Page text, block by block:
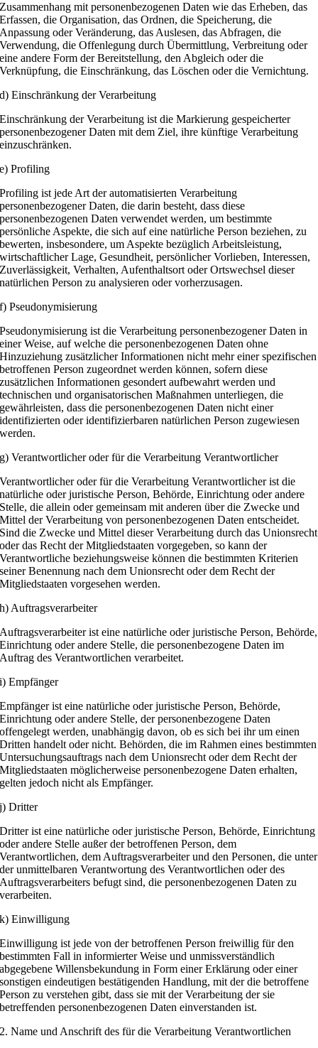
Zusammenhang mit personenbezogenen Daten wie das Erheben, das
Erfassen, die Organisation, das Ordnen, die Speicherung, die
Anpassung oder Veränderung, das Auslesen, das Abfragen, die
Verwendung, die Offenlegung durch Übermittlung, Verbreitung oder
eine andere Form der Bereitstellung, den Abgleich oder die
Verknüpfung, die Einschränkung, das Löschen oder die Vernichtung.
d) Einschränkung der Verarbeitung
Einschränkung der Verarbeitung ist die Markierung gespeicherter
personenbezogener Daten mit dem Ziel, ihre künftige Verarbeitung
einzuschränken.
e) Profiling
Profiling ist jede Art der automatisierten Verarbeitung
personenbezogener Daten, die darin besteht, dass diese
personenbezogenen Daten verwendet werden, um bestimmte
persönliche Aspekte, die sich auf eine natürliche Person beziehen, zu
bewerten, insbesondere, um Aspekte bezüglich Arbeitsleistung,
wirtschaftlicher Lage, Gesundheit, persönlicher Vorlieben, Interessen,
Zuverlässigkeit, Verhalten, Aufenthaltsort oder Ortswechsel dieser
natürlichen Person zu analysieren oder vorherzusagen.
f) Pseudonymisierung
Pseudonymisierung ist die Verarbeitung personenbezogener Daten in
einer Weise, auf welche die personenbezogenen Daten ohne
Hinzuziehung zusätzlicher Informationen nicht mehr einer spezifischen
betroffenen Person zugeordnet werden können, sofern diese
zusätzlichen Informationen gesondert aufbewahrt werden und
technischen und organisatorischen Maßnahmen unterliegen, die
gewährleisten, dass die personenbezogenen Daten nicht einer
identifizierten oder identifizierbaren natürlichen Person zugewiesen
werden.
g) Verantwortlicher oder für die Verarbeitung Verantwortlicher
Verantwortlicher oder für die Verarbeitung Verantwortlicher ist die
natürliche oder juristische Person, Behörde, Einrichtung oder andere
Stelle, die allein oder gemeinsam mit anderen über die Zwecke und
Mittel der Verarbeitung von personenbezogenen Daten entscheidet.
Sind die Zwecke und Mittel dieser Verarbeitung durch das Unionsrecht
oder das Recht der Mitgliedstaaten vorgegeben, so kann der
Verantwortliche beziehungsweise können die bestimmten Kriterien
seiner Benennung nach dem Unionsrecht oder dem Recht der
Mitgliedstaaten vorgesehen werden.
h) Auftragsverarbeiter
Auftragsverarbeiter ist eine natürliche oder juristische Person, Behörde,
Einrichtung oder andere Stelle, die personenbezogene Daten im
Auftrag des Verantwortlichen verarbeitet.
i) Empfänger
Empfänger ist eine natürliche oder juristische Person, Behörde,
Einrichtung oder andere Stelle, der personenbezogene Daten
offengelegt werden, unabhängig davon, ob es sich bei ihr um einen
Dritten handelt oder nicht. Behörden, die im Rahmen eines bestimmten
Untersuchungsauftrags nach dem Unionsrecht oder dem Recht der
Mitgliedstaaten möglicherweise personenbezogene Daten erhalten,
gelten jedoch nicht als Empfänger.
j) Dritter
Dritter ist eine natürliche oder juristische Person, Behörde, Einrichtung
oder andere Stelle außer der betroffenen Person, dem
Verantwortlichen, dem Auftragsverarbeiter und den Personen, die unter
der unmittelbaren Verantwortung des Verantwortlichen oder des
Auftragsverarbeiters befugt sind, die personenbezogenen Daten zu
verarbeiten.
k) Einwilligung
Einwilligung ist jede von der betroffenen Person freiwillig für den
bestimmten Fall in informierter Weise und unmissverständlich
abgegebene Willensbekundung in Form einer Erklärung oder einer
sonstigen eindeutigen bestätigenden Handlung, mit der die betroffene
Person zu verstehen gibt, dass sie mit der Verarbeitung der sie
betreffenden personenbezogenen Daten einverstanden ist.
2. Name und Anschrift des für die Verarbeitung Verantwortlichen